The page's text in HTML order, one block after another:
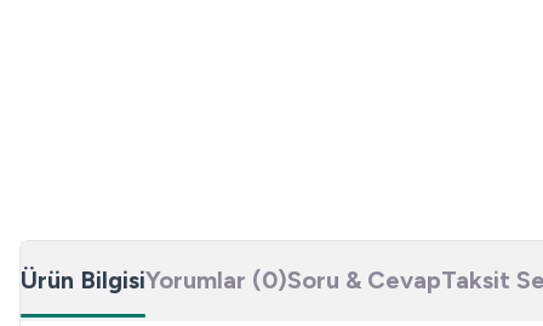
Ürün BilgisiYorumlar (0)Soru & CevapTaksit